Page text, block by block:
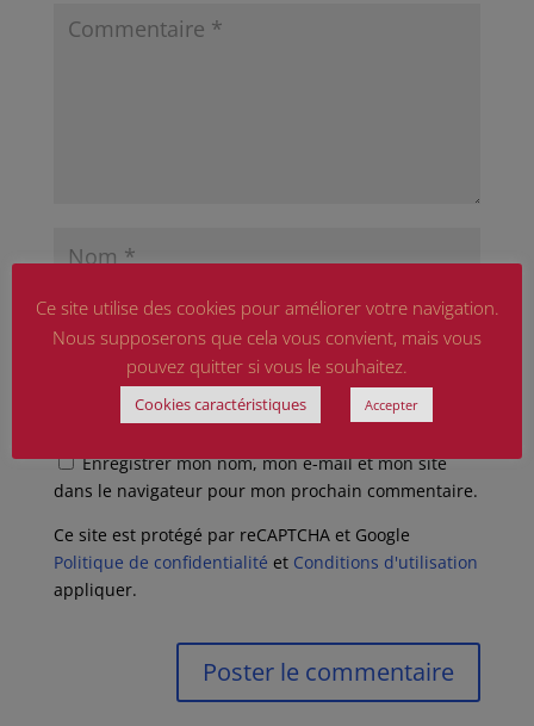
Enregistrer mon nom, mon e-mail et mon site
dans le navigateur pour mon prochain commentaire.
Ce site est protégé par reCAPTCHA et Google
Politique de confidentialité et Conditions d'utilisation
appliquer.
Ce site utilise des cookies pour améliorer votre navigation.
Nous supposerons que cela vous convient, mais vous
pouvez quitter si vous le souhaitez.
Cookies caractéristiques Accepter